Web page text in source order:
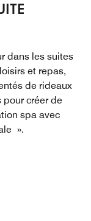
dans les suites
et repas,
de rideaux
créer de
spa avec
».